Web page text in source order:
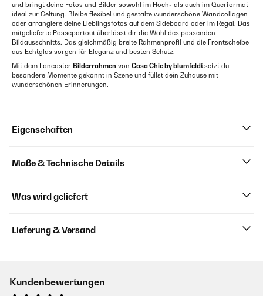
und bringt deine Fotos und Bilder sowohl im Hoch- als auch im Querformat
ideal zur Geltung. Bleibe flexibel und gestalte wunderschöne Wandcollagen
oder arrangiere deine Lieblingsfotos auf dem Sideboard oder im Regal. Das
mitgelieferte Passepartout überlässt dir die Wahl des passenden
Bildausschnitts. Das gleichmäßig breite Rahmenprofil und die Frontscheibe
aus Echtglas sorgen für Eleganz und besten Schutz.
Mit dem Lancaster Bilderrahmen von Casa Chic by blumfeldtsetzt du
besondere Momente gekonnt in Szene und füllst dein Zuhause mit
wunderschönen Erinnerungen.
Eigenschaften
Maße & Technische Details
Was wird geliefert
Lieferung & Versand
Kundenbewertungen